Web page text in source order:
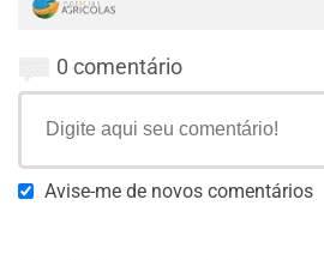
0 comentário
Avise-me de novos comentários